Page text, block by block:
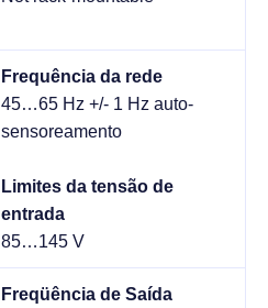
Frequência da rede
45…65 Hz +/- 1 Hz auto-
sensoreamento
Limites da tensão de
entrada
85…145 V
Freqüência de Saída